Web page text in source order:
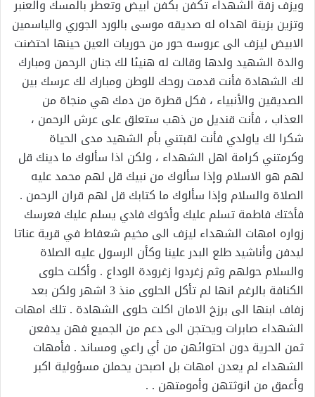
ويزف زفة الشهداء تكفن بكفن ابيض وتعطر بالمسك والعنبر
وتزين بزينة اهداه له صديقه موسى بالورد الجوري والياسمين
الابيض ليزف الى عروسه حور من حوريات العين حينها احتضنت
والدة الشهيد ولدها وقالت له هنيئا لك جنان الرحمن ومبارك
لك الشهادة فأنت قدمت روحك للوطن ومبارك لك عرسك بين
الصديقين والأنبياء ، فكل قطرة من دمك هي منجاة من
العذاب ، فأنت قنديل من ذهب ستعلق على عرش الرحمن ،
شكرا لك ياولدي فأنت لقبتني بأم الشهيد مدى الحياة
وكرمتني كرامة اهل الشهداء ، ولكن اذا سألوك ما دينك قل
لهم هو الاسلام وإذا سألوك من نبيك قل لهم محمد عليه
الصلاة والسلام وإذا سألوك ما كتابك قل لهم قران الرحمن .
فأختك فاطمة تسلم عليك وأخوك فادي يسلم عليك فعرسك
زواره امهات الشهداء ليزف الى مخيم شعفاط في قرية عناتا
ليدفن وأناشيد طلع البدر علينا وكأن الرسول عليه الصلاة
والسلام حولهم وثم زغردوا زغرودة الوداع . وأكلت حلوى
الكنافة بالرغم انها لم تأكل الحلوى منذ 3 اشهر ولكن بعد
زفاف ابنها الى برزخ الامان اكلت حلوى الشهادة . تلك امهات
الشهداء صابرات ويحتجن الى دعم من الجميع فهن يدفعن
ثمن الحرية دون احتوائهن من أي راعي ومساند . فأمهات
الشهداء لم يعدن امهات بل اصبحن يحملن مسؤولية اكبر
وأعمق من انوثتهن وأمومتهن . .